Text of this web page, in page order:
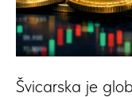
Švicarska je